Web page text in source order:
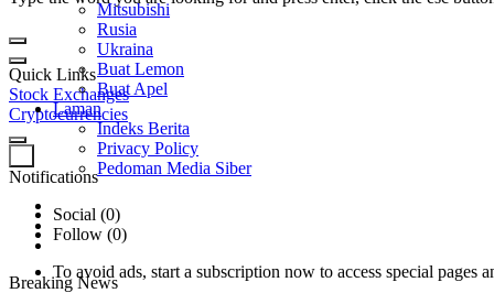
Quick Links
Stock Exchanges
Cryptocurrencies
Notifications
Social (0)
Follow (0)
To avoid ads, start a subscription now to access special pages
Mitsubishi
Rusia
Ukraina
Buat Lemon
Buat Apel
Laman
Indeks Berita
Privacy Policy
Pedoman Media Siber
Breaking News